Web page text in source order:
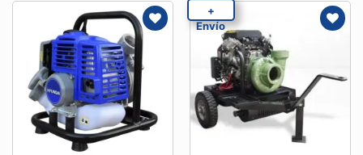
Añadir
a la
Lista de
deseos
+
Envío
Lista de
deseos